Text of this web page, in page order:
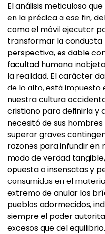
El análisis meticuloso
en la prédica a ese fin,
como el móvil ejecutor
transformar la conducta
perspectiva, es dable
facultad humana
la realidad. El carácter
de lo alto, está impuesto
nuestra cultura
cristiano para definirla y
necesitó de sus
superar graves
razones para infundir en
modo de verdad
opuesta a insensatas y
consumidas en el
extremo de anular los
pueblos adormecidos,
siempre el poder
excesos que del equilibrio.